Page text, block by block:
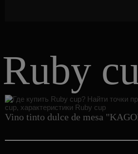
Ruby
Vino tinto dulce de mesa